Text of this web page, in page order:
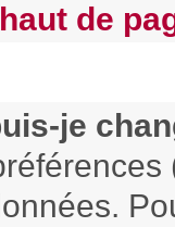
de
je